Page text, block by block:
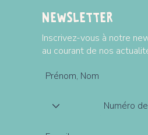
Newsletter
Inscrivez-vous à notre
au courant de nos